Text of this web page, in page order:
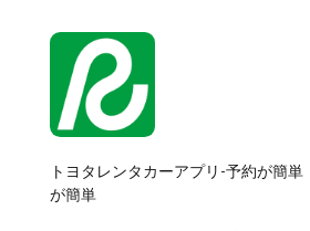
トヨタレンタカーアプリ-予約が簡
が簡単